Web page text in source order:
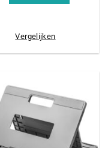
Vergelijken